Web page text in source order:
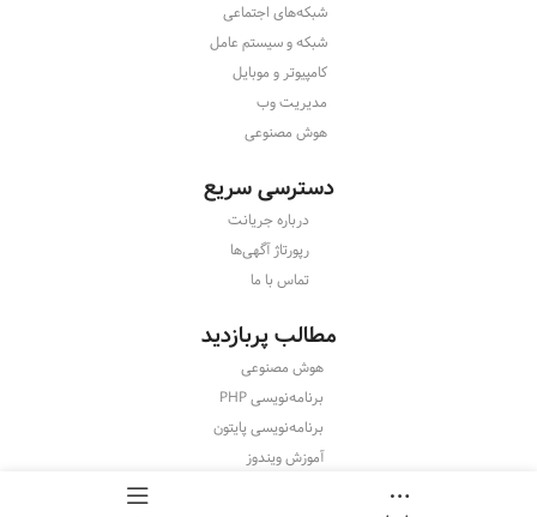
شبکه‌های اجتماعی
شبکه و سیستم عامل
کامپیوتر و موبایل
مدیریت وب
هوش مصنوعی
دسترسی سریع
درباره جریانت
رپورتاژ آگهی‌ها
تماس با ما
مطالب پربازدید
هوش مصنوعی
برنامه‌نویسی PHP
برنامه‌نویسی پایتون
آموزش ویندوز